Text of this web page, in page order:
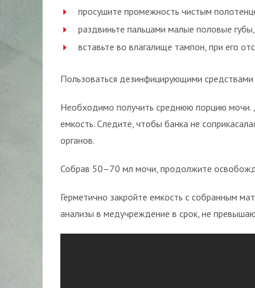
просушите промежность чистым
раздвиньте пальцами малые половые
вставьте во влагалище тампон, при его
Пользоваться дезинфицирующими средствами
Необходимо получить среднюю порцию мочи.
емкость. Следите, чтобы банка не
органов.
Собрав 50–70 мл мочи, продолжите
Герметично закройте емкость с собранным
анализы в медучреждение в срок, не